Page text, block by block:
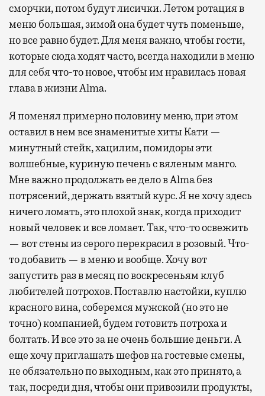
сморчки, потом будут лисички. Летом ротация в
меню большая, зимой она будет чуть поменьше,
но все равно будет. Для меня важно, чтобы гости,
которые сюда ходят часто, всегда находили в меню
для себя что-то новое, чтобы им нравилась новая
глава в жизни Alma.
Я поменял примерно половину меню, при этом
оставил в нем все знаменитые хиты Кати —
минутный стейк, хацилим, помидоры эти
волшебные, куриную печень с вяленым манго.
Мне важно продолжать ее дело в Alma без
потрясений, держать взятый курс. Я не хочу здесь
ничего ломать, это плохой знак, когда приходит
новый человек и все ломает. Так, что-то освежить
— вот стены из серого перекрасил в розовый. Что-
то добавить — в меню и вообще. Хочу вот
запустить раз в месяц по воскресеньям клуб
любителей потрохов. Поставлю настойки, куплю
красного вина, соберемся мужской (но это не
точно) компанией, будем готовить потроха и
болтать. И все это за не очень большие деньги. А
еще хочу приглашать шефов на гостевые смены,
не обязательно по выходным, как это принято, а
так, посреди дня, чтобы они привозили продукты,